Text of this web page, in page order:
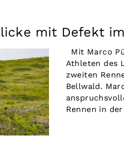
mit Defekt
Mit Marco
Athleten des
zweiten
Bellwald.
Rennen in